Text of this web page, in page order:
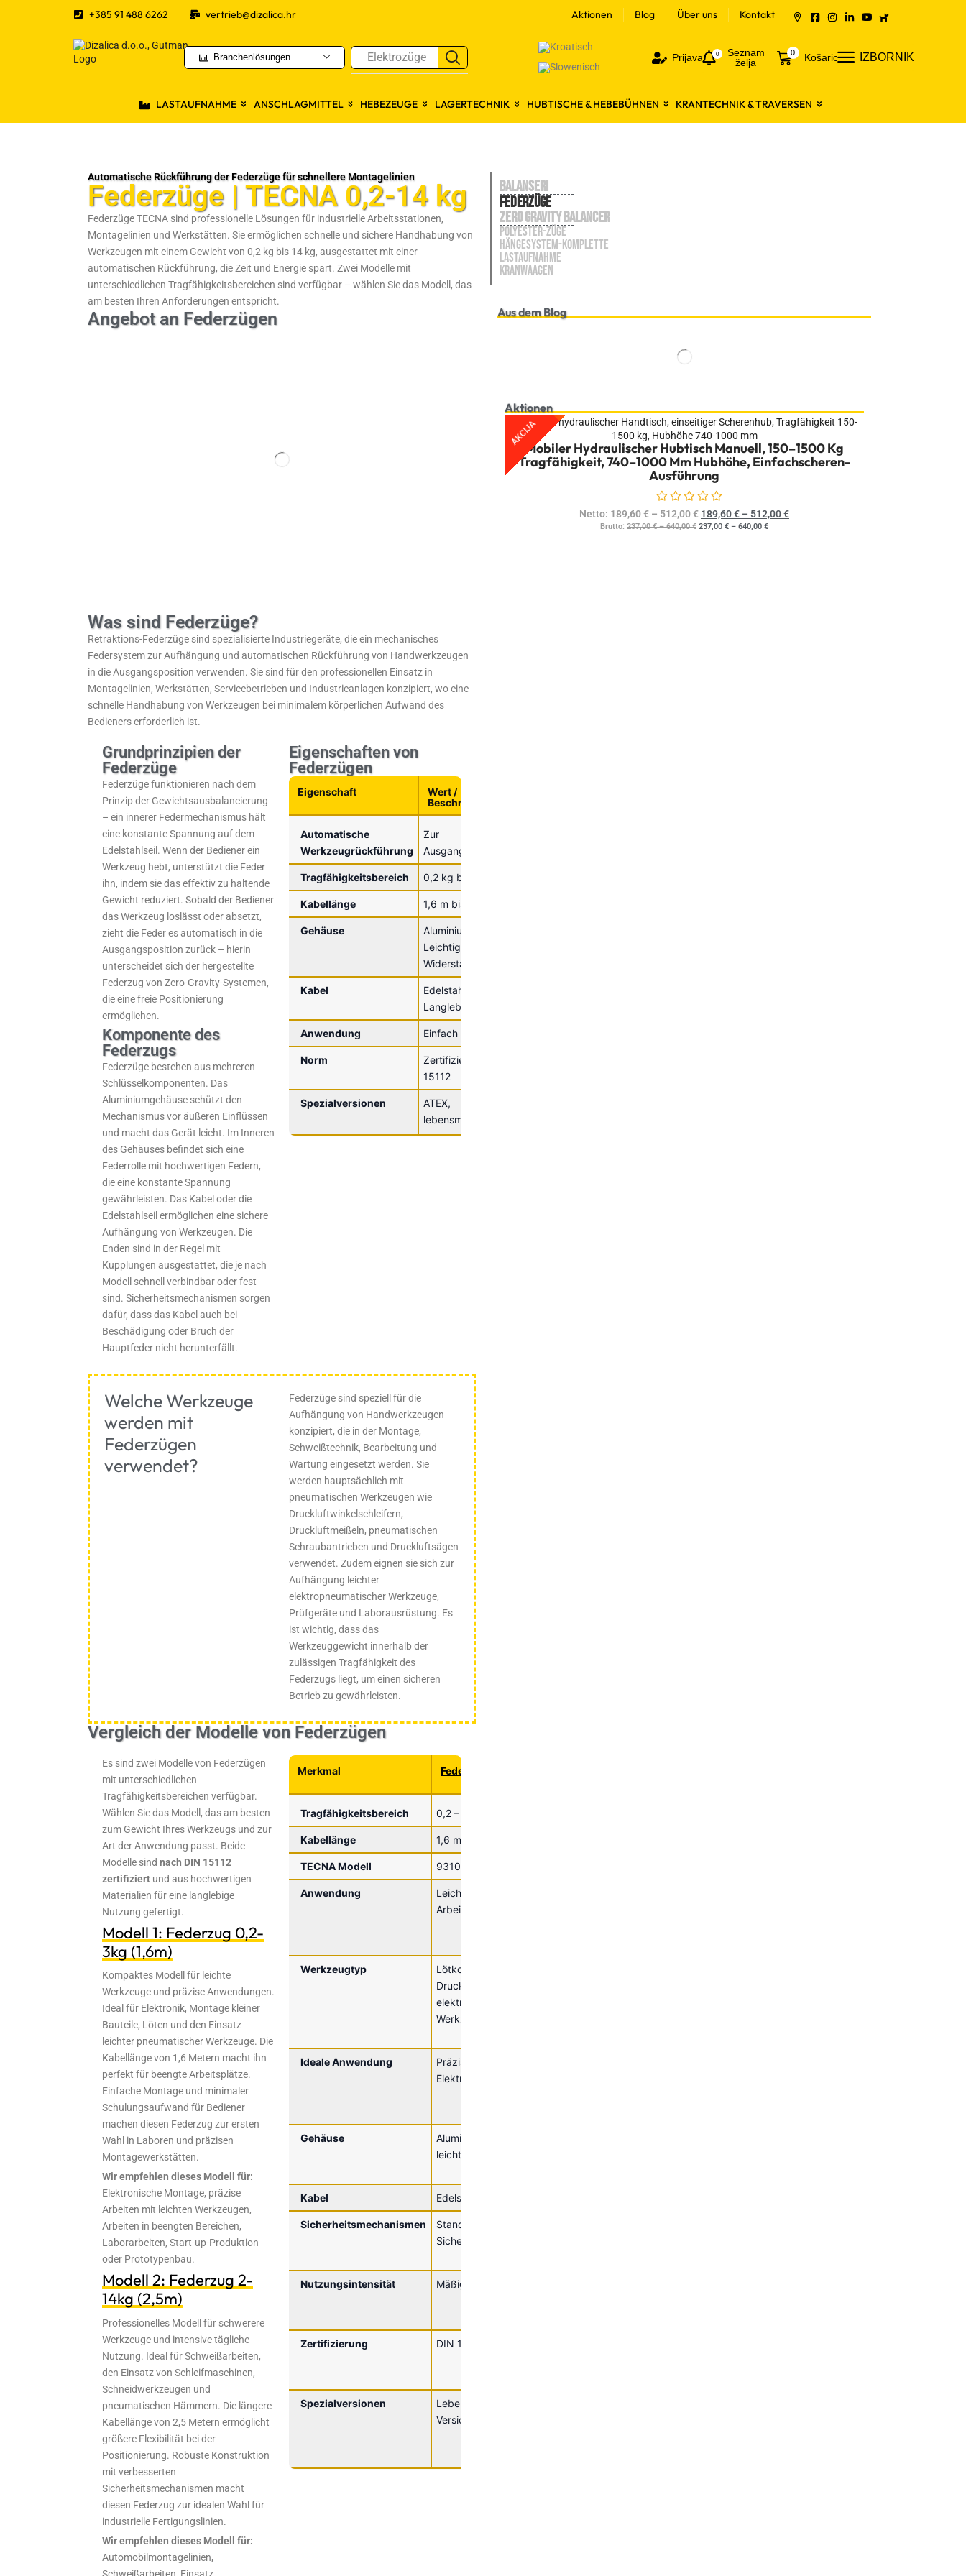
+385 91 488 6262 vertrieb@dizalica.hr Aktionen Blog Über uns Kontakt
Branchenlösungen Elektrozüge Prijava 0
Seznam
želja
0 Košarica IZBORNIK
LASTAUFNAHME ANSCHLAGMITTEL HEBEZEUGE LAGERTECHNIK HUBTISCHE & HEBEBÜHNEN KRANTECHNIK & TRAVERSEN
Automatische Rückführung der Federzüge für schnellere Montagelinien
Federzüge | TECNA 0,2-14 kg
Federzüge TECNA sind professionelle Lösungen für industrielle Arbeitsstationen,
Montagelinien und Werkstätten. Sie ermöglichen schnelle und sichere Handhabung von
Werkzeugen mit einem Gewicht von 0,2 kg bis 14 kg, ausgestattet mit einer
automatischen Rückführung, die Zeit und Energie spart. Zwei Modelle mit
unterschiedlichen Tragfähigkeitsbereichen sind verfügbar – wählen Sie das Modell, das
am besten Ihren Anforderungen entspricht.
Angebot an Federzügen
Was sind Federzüge?
Retraktions-Federzüge sind spezialisierte Industriegeräte, die ein mechanisches
Federsystem zur Aufhängung und automatischen Rückführung von Handwerkzeugen
in die Ausgangsposition verwenden. Sie sind für den professionellen Einsatz in
Montagelinien, Werkstätten, Servicebetrieben und Industrieanlagen konzipiert, wo eine
schnelle Handhabung von Werkzeugen bei minimalem körperlichen Aufwand des
Bedieners erforderlich ist.
Grundprinzipien der
Federzüge
Federzüge funktionieren nach dem
Prinzip der Gewichtsausbalancierung
– ein innerer Federmechanismus hält
eine konstante Spannung auf dem
Edelstahlseil. Wenn der Bediener ein
Werkzeug hebt, unterstützt die Feder
ihn, indem sie das effektiv zu haltende
Gewicht reduziert. Sobald der Bediener
das Werkzeug loslässt oder absetzt,
zieht die Feder es automatisch in die
Ausgangsposition zurück – hierin
unterscheidet sich der hergestellte
Federzug von Zero-Gravity-Systemen,
die eine freie Positionierung
ermöglichen.
Komponente des
Federzugs
Federzüge bestehen aus mehreren
Schlüsselkomponenten. Das
Aluminiumgehäuse schützt den
Mechanismus vor äußeren Einflüssen
und macht das Gerät leicht. Im Inneren
des Gehäuses befindet sich eine
Federrolle mit hochwertigen Federn,
die eine konstante Spannung
gewährleisten. Das Kabel oder die
Edelstahlseil ermöglichen eine sichere
Aufhängung von Werkzeugen. Die
Enden sind in der Regel mit
Kupplungen ausgestattet, die je nach
Modell schnell verbindbar oder fest
sind. Sicherheitsmechanismen sorgen
dafür, dass das Kabel auch bei
Beschädigung oder Bruch der
Hauptfeder nicht herunterfällt.
Eigenschaften von
Federzügen
Eigenschaft
Wert /
Beschreibung
Automatische
Werkzeugrückführung
Zur
Ausgangsposition
Tragfähigkeitsbereich 0,2 kg bis 14 kg
Kabellänge 1,6 m bis 2,5 m
Gehäuse
Aluminium für
Leichtigkeit und
Widerstandsfähigkeit
Kabel
Edelstahl für
Langlebigkeit
Anwendung Einfach und intuitiv
Norm
Zertifiziert nach DIN
15112
Spezialversionen
ATEX,
lebensmittelgeeignet
Welche Werkzeuge
werden mit
Federzügen
verwendet?
Federzüge sind speziell für die
Aufhängung von Handwerkzeugen
konzipiert, die in der Montage,
Schweißtechnik, Bearbeitung und
Wartung eingesetzt werden. Sie
werden hauptsächlich mit
pneumatischen Werkzeugen wie
Druckluftwinkelschleifern,
Druckluftmeißeln, pneumatischen
Schraubantrieben und Druckluftsägen
verwendet. Zudem eignen sie sich zur
Aufhängung leichter
elektropneumatischer Werkzeuge,
Prüfgeräte und Laborausrüstung. Es
ist wichtig, dass das
Werkzeuggewicht innerhalb der
zulässigen Tragfähigkeit des
Federzugs liegt, um einen sicheren
Betrieb zu gewährleisten.
Vergleich der Modelle von Federzügen
Es sind zwei Modelle von Federzügen
mit unterschiedlichen
Tragfähigkeitsbereichen verfügbar.
Wählen Sie das Modell, das am besten
zum Gewicht Ihres Werkzeugs und zur
Art der Anwendung passt. Beide
Modelle sind nach DIN 15112
zertifiziert und aus hochwertigen
Materialien für eine langlebige
Nutzung gefertigt.
Modell 1: Federzug 0,2-
3kg (1,6m)
Kompaktes Modell für leichte
Werkzeuge und präzise Anwendungen.
Ideal für Elektronik, Montage kleiner
Bauteile, Löten und den Einsatz
leichter pneumatischer Werkzeuge. Die
Kabellänge von 1,6 Metern macht ihn
perfekt für beengte Arbeitsplätze.
Einfache Montage und minimaler
Schulungsaufwand für Bediener
machen diesen Federzug zur ersten
Wahl in Laboren und präzisen
Montagewerkstätten.
Wir empfehlen dieses Modell für:
Elektronische Montage, präzise
Arbeiten mit leichten Werkzeugen,
Arbeiten in beengten Bereichen,
Laborarbeiten, Start-up-Produktion
oder Prototypenbau.
Modell 2: Federzug 2-
14kg (2,5m)
Professionelles Modell für schwerere
Werkzeuge und intensive tägliche
Nutzung. Ideal für Schweißarbeiten,
den Einsatz von Schleifmaschinen,
Schneidwerkzeugen und
pneumatischen Hämmern. Die längere
Kabellänge von 2,5 Metern ermöglicht
größere Flexibilität bei der
Positionierung. Robuste Konstruktion
mit verbesserten
Sicherheitsmechanismen macht
diesen Federzug zur idealen Wahl für
industrielle Fertigungslinien.
Wir empfehlen dieses Modell für:
Automobilmontagelinien,
Merkmal Federzug 0,2-3 kg (1,6 m)
Tragfähigkeitsbereich 0,2 – 3 kg
Kabellänge 1,6 m
TECNA Modell 9310-9313
Anwendung
Leichte Werkzeuge, präzise
Arbeiten, Elektronik, Löten
Werkzeugtyp
Lötkolben, Prüfgeräte, kleine
Druckluftwerkzeuge,
elektropneumatische
Werkzeuge bis 3 kg
Ideale Anwendung
Präzisionsmontagearbeitsplatz,
Elektronikwerkstatt, Labor
Gehäuse
Aluminium – kompakt und
leicht
Kabel Edelstahl, 4-6 mm
Sicherheitsmechanismen
Standard-
Sicherheitsvorrichtung
Nutzungsintensität Mäßige bis häufige Nutzung
Zertifizierung DIN 15112, GS-Zeichen
Spezialversionen
Lebensmittelgeeignete
Versionen verfügbar
BALANSERI
Federzüge
ZERO GRAVITY BALANCER
POLYESTER-ZÜGE
HÄNGESYSTEM-KOMPLETTE
LASTAUFNAHME
KRANWAAGEN
Aus dem Blog
Aktionen
Mobiler Hydraulischer Hubtisch Manuell, 150–1500 Kg
Tragfähigkeit, 740–1000 Mm Hubhöhe, Einfachscheren-
Ausführung
AKCIJA
Netto: 189,60€–512,00€ 189,60€ – 512,00€
Brutto: 237,00€–640,00€ 237,00 € – 640,00 €